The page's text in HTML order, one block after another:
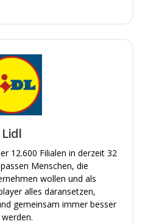
Lidl
12.600 Filialen in derzeit 32
Menschen, die
wollen und als
alles daransetzen,
gemeinsam immer besser
werden.